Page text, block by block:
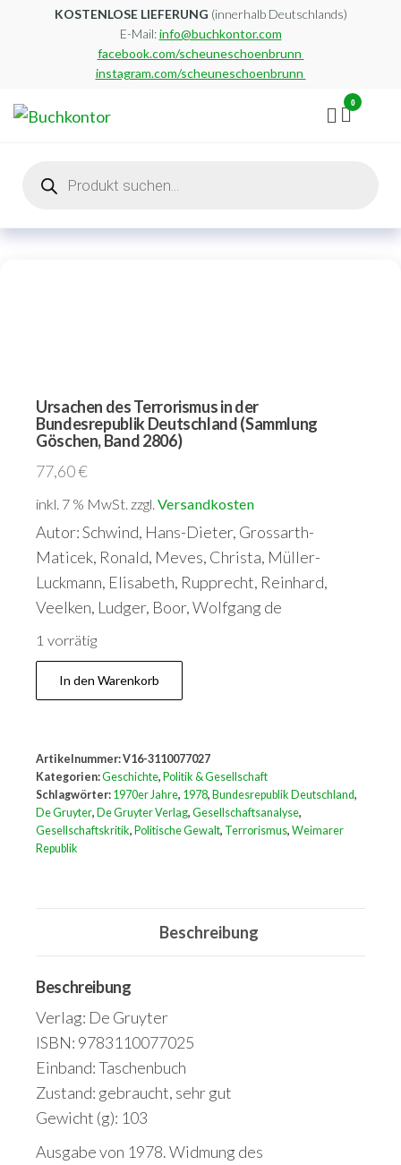
KOSTENLOSE LIEFERUNG (innerhalb Deutschlands)
E-Mail:info@buchkontor.com
facebook.com/scheuneschoenbrunn
instagram.com/scheuneschoenbrunn
0
search
Ursachen des Terrorismus in der
Bundesrepublik Deutschland (Sammlung
Göschen, Band 2806)
77,60€
inkl. 7 % MwSt. zzgl. Versandkosten
Autor: Schwind, Hans-Dieter, Grossarth-
Maticek, Ronald, Meves, Christa, Müller-
Luckmann, Elisabeth, Rupprecht, Reinhard,
Veelken, Ludger, Boor, Wolfgang de
1 vorrätig
Ursachen
des
der
Bundesrepublik
Deutschland
(Sammlung
In den Warenkorb
Artikelnummer:V16-3110077027
Kategorien:Geschichte, Politik & Gesellschaft
Schlagwörter: 1970er Jahre, 1978, Bundesrepublik Deutschland,
De Gruyter, De Gruyter Verlag, Gesellschaftsanalyse,
Gesellschaftskritik, Politische Gewalt, Terrorismus, Weimarer
Republik
Beschreibung
Beschreibung
Verlag: De Gruyter
ISBN: 9783110077025
Einband: Taschenbuch
Zustand: gebraucht, sehr gut
Gewicht (g): 103
Ausgabe von 1978. Widmung des